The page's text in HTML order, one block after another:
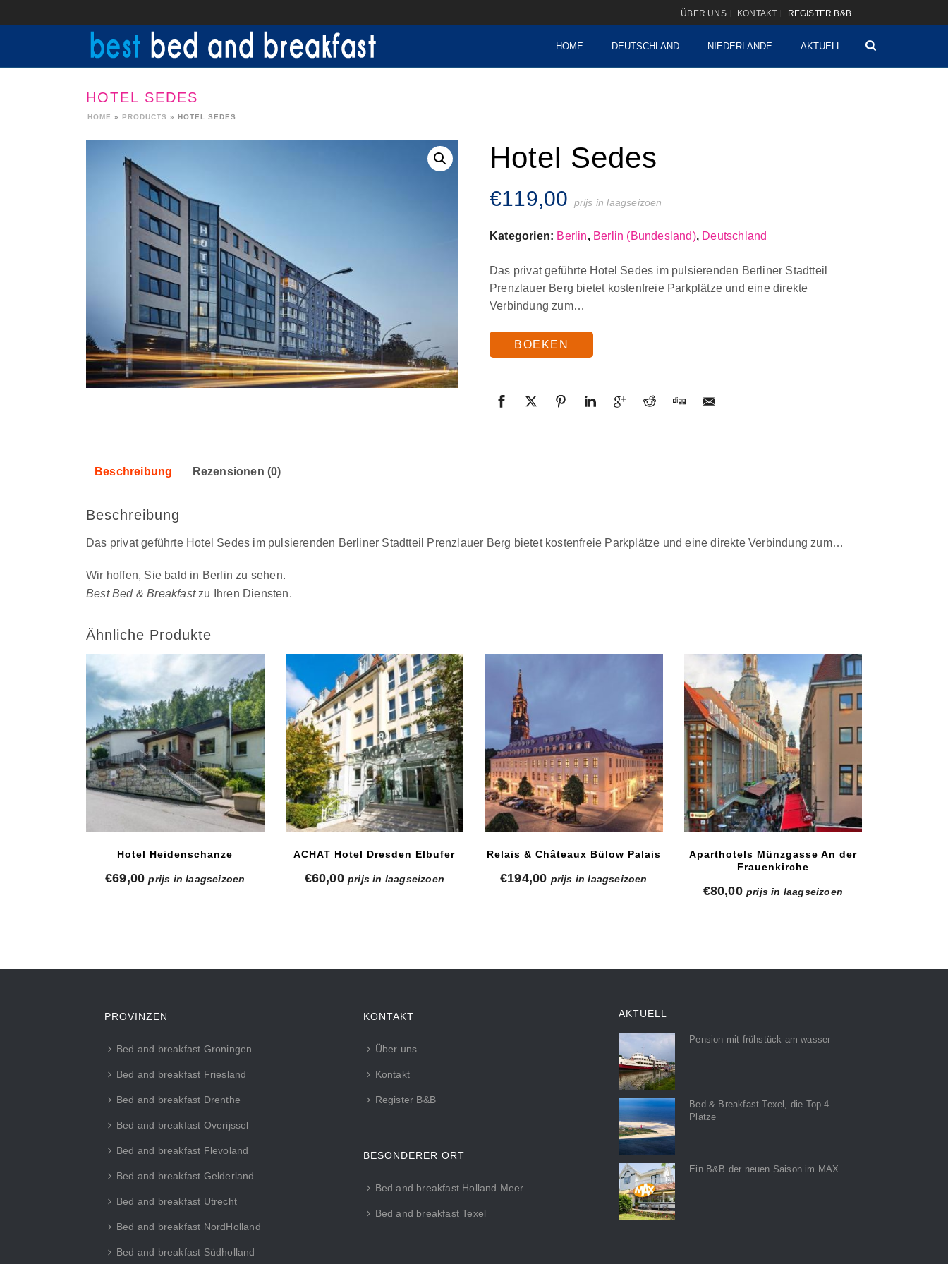
ÜBER UNS KONTAKT REGISTER B&B
HOME DEUTSCHLAND NIEDERLANDE AKTUELL
HOTEL SEDES
HOME » PRODUCTS » HOTEL SEDES
Hotel Sedes
€119,00 prijs in laagseizoen
Kategorien: Berlin, Berlin (Bundesland), Deutschland
Das privat geführte Hotel Sedes im pulsierenden Berliner Stadtteil
Prenzlauer Berg bietet kostenfreie Parkplätze und eine direkte
Verbindung zum…
BOEKEN
Beschreibung Rezensionen (0)
Beschreibung
Das privat geführte Hotel Sedes im pulsierenden Berliner Stadtteil Prenzlauer Berg bietet kostenfreie Parkplätze und eine direkte Verbindung zum…
Wir hoffen, Sie bald in Berlin zu sehen.
Best Bed & Breakfastzu Ihren Diensten.
Ähnliche Produkte
Hotel Heidenschanze
€69,00 prijs in laagseizoen
ACHAT Hotel Dresden Elbufer
€60,00 prijs in laagseizoen
Relais & Châteaux Bülow Palais
€194,00 prijs in laagseizoen
Aparthotels Münzgasse An der
Frauenkirche
€80,00 prijs in laagseizoen
PROVINZEN
Bed and breakfast Groningen
Bed and breakfast Friesland
Bed and breakfast Drenthe
Bed and breakfast Overijssel
Bed and breakfast Flevoland
Bed and breakfast Gelderland
Bed and breakfast Utrecht
Bed and breakfast NordHolland
Bed and breakfast Südholland
KONTAKT
Über uns
Kontakt
Register B&B
BESONDERER ORT
Bed and breakfast Holland Meer
Bed and breakfast Texel
AKTUELL
Pension mit frühstück am wasser
Bed & Breakfast Texel, die Top 4
Plätze
Ein B&B der neuen Saison im MAX